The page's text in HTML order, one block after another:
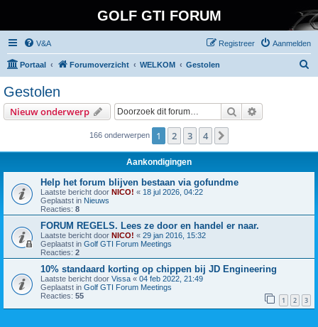
GOLF GTI FORUM
V&A Aanmelden
Registreer
Portaal Forumoverzicht WELKOM Gestolen
Gestolen
Nieuw onderwerp Zoek
166 onderwerpen 1 2 3 4
Aankondigingen
Help het forum blijven bestaan via gofundme
Laatste bericht door NICO! « 18 jul 2026, 04:22
Geplaatst in Nieuws
Reacties: 8
FORUM REGELS. Lees ze door en handel er naar.
Laatste bericht door NICO! « 29 jan 2016, 15:32
Geplaatst in Golf GTI Forum Meetings
Reacties: 2
10% standaard korting op chippen bij JD Engineering
Laatste bericht door Vissa « 04 feb 2022, 21:49
Geplaatst in Golf GTI Forum Meetings
Reacties: 55 1 2 3